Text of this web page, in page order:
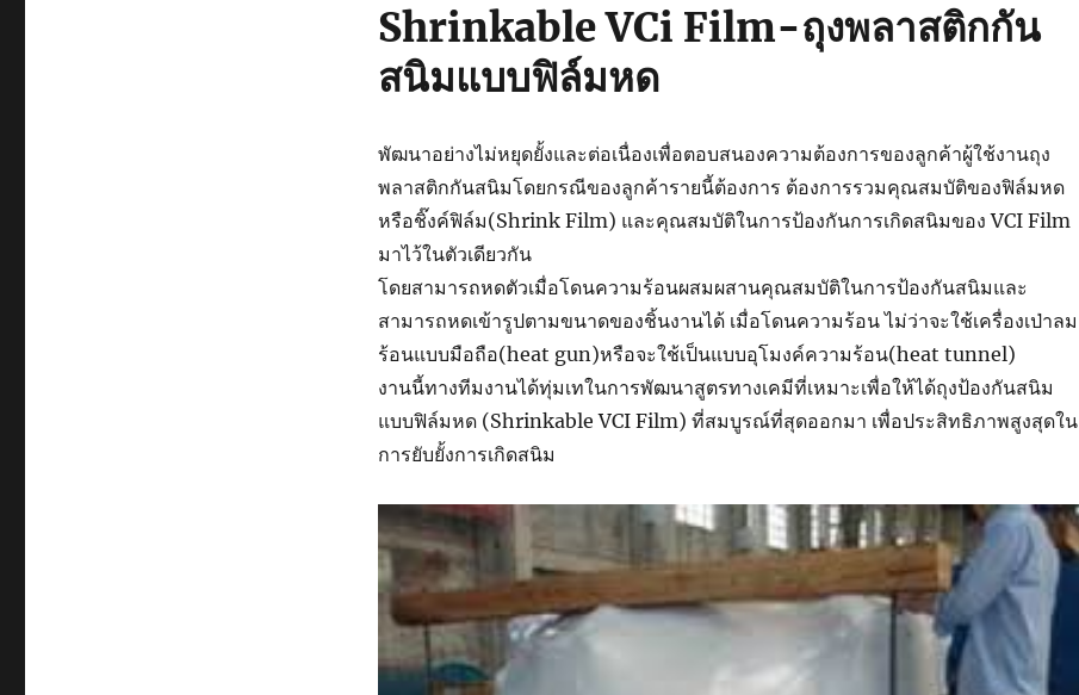
Shrinkable VCi Film-ถุงพลาสติกกัน
สนิมแบบฟิล์มหด
พัฒนาอย่างไม่หยุดยั้งและต่อเนื่องเพื่อตอบสนองความต้องการของลูกค้าผู้ใช้งานถุง
พลาสติกกันสนิมโดยกรณีของลูกค้ารายนี้ต้องการ ต้องการรวมคุณสมบัติของฟิล์มหด
หรือชิ๊งค์ฟิล์ม(Shrink Film) และคุณสมบัติในการป้องกันการเกิดสนิมของ VCI Film
มาไว้ในตัวเดียวกัน
โดยสามารถหดตัวเมื่อโดนความร้อนผสมผสานคุณสมบัติในการป้องกันสนิมและ
สามารถหดเข้ารูปตามขนาดของชิ้นงานได้ เมื่อโดนความร้อน ไม่ว่าจะใช้เครื่องเป่าลม
ร้อนแบบมือถือ(heat gun)หรือจะใช้เป็นแบบอุโมงค์ความร้อน(heat tunnel)
งานนี้ทางทีมงานได้ทุ่มเทในการพัฒนาสูตรทางเคมีที่เหมาะเพื่อให้ได้ถุงป้องกันสนิม
แบบฟิล์มหด (Shrinkable VCI Film) ที่สมบูรณ์ที่สุดออกมา เพื่อประสิทธิภาพสูงสุดใน
การยับยั้งการเกิดสนิม